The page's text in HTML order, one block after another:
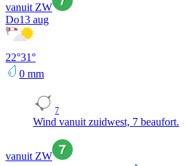
vanuit ZW
Do13 aug
22°31°
0 mm
7
Wind vanuit zuidwest, 7 beaufort.
vanuit ZW